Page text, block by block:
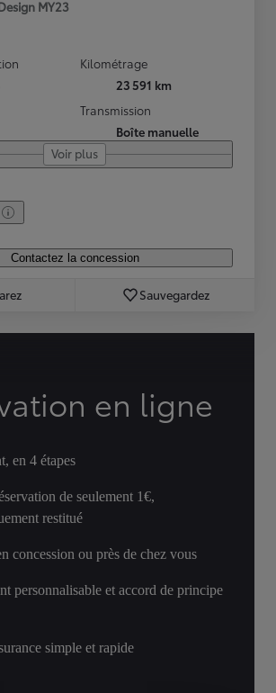
MY23
Kilométrage
23 591 km
Transmission
Boîte manuelle
Voir plus
Contactez la concession
Sauvegardez
en ligne
en 4 étapes
de seulement 1€,
restitué
concession ou près de chez vous
personnalisable et accord de principe
simple et rapide